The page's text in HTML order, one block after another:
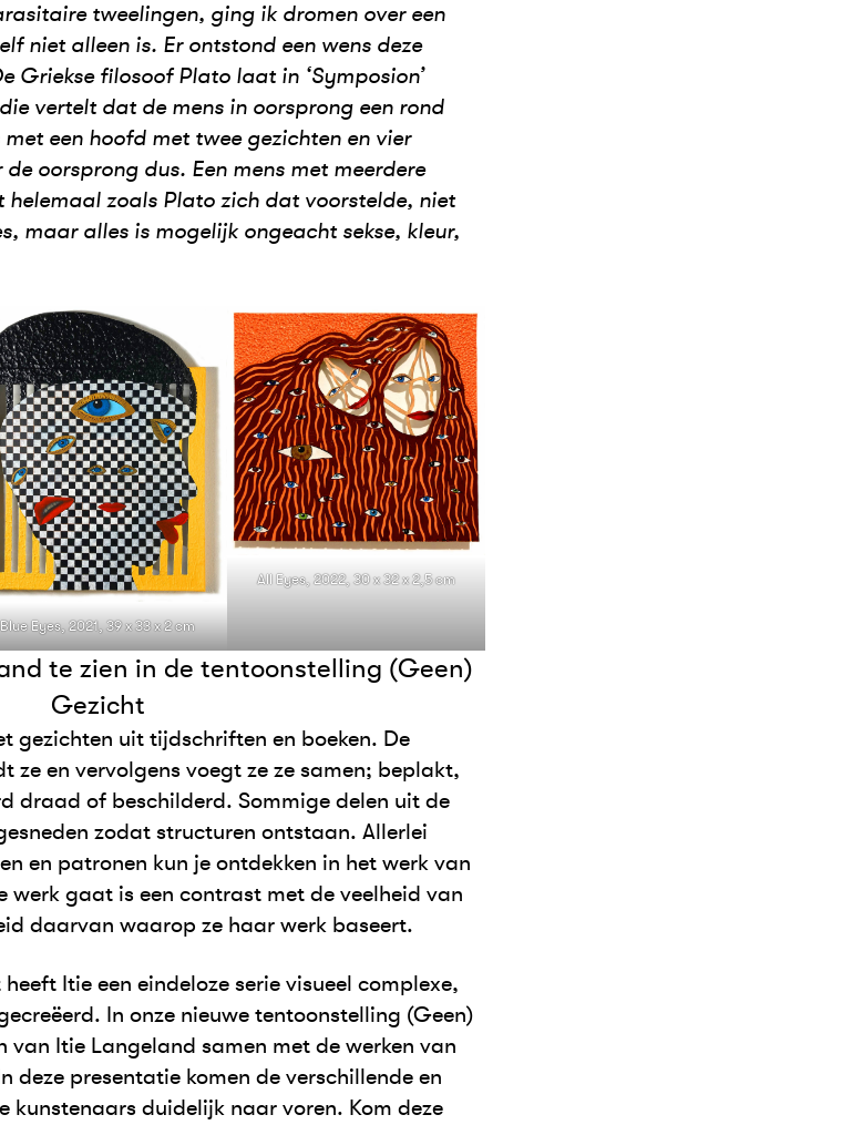
tweelingen, ging ik dromen over een
niet alleen is. Er ontstond een wens deze
Griekse filosoof Plato laat in ‘Symposion’
vertelt dat de mens in oorsprong een rond
een hoofd met twee gezichten en vier
oorsprong dus. Een mens met meerdere
zoals Plato zich dat voorstelde, niet
maar alles is mogelijk ongeacht sekse, kleur,
Blue Eyes, 2021, 39 x 33 x 2 cm
All Eyes, 2022, 30 x 32 x 2,5 cm
te zien in de tentoonstelling (Geen)
Gezicht
gezichten uit tijdschriften en boeken. De
ze en vervolgens voegt ze ze samen; beplakt,
draad of beschilderd. Sommige delen uit de
zodat structuren ontstaan. Allerlei
en patronen kun je ontdekken in het werk van
werk gaat is een contrast met de veelheid van
daarvan waarop ze haar werk baseert.
Itie een eindeloze serie visueel complexe,
In onze nieuwe tentoonstelling (Geen)
van Itie Langeland samen met de werken van
deze presentatie komen de verschillende en
kunstenaars duidelijk naar voren. Kom deze